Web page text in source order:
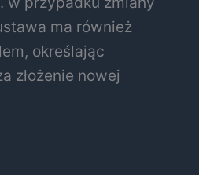
ma również
określając
złożenie nowej